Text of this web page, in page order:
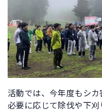
活動では、今年度もシ
必要に応じて除伐や下